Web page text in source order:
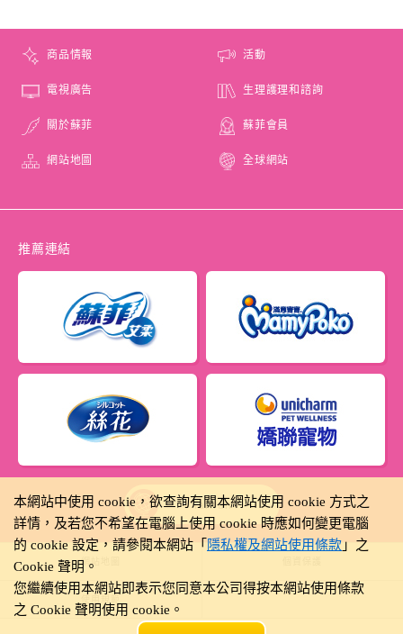
商品情報 活動
電視廣告 生理護理和諮詢
關於蘇菲 蘇菲會員
網站地圖 全球網站
推薦連結
Taiwan
網站地圖
本網站中使用 cookie，欲查詢有關本網站使用 cookie 方式之
詳情，及若您不希望在電腦上使用 cookie 時應如何變更電腦
的 cookie 設定，請參閱本網站「 隱私權及網站使用條款 」之
Cookie 聲明。
您繼續使用本網站即表示您同意本公司得按本網站使用條款
之 Cookie 聲明使用 cookie。